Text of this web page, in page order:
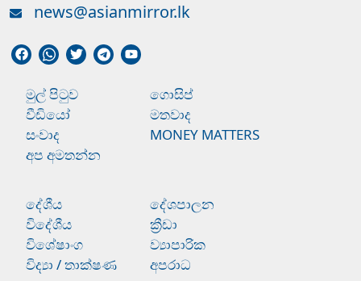
news@asianmirror.lk
මුල් පිටුව
ගොසිප්
වීඩියෝ
මතවාද
සංවාද
MONEY MATTERS
අප අමතන්න
දේශීය
දේශපාලන
විදේශීය
ක්‍රීඩා
විශේෂාංග
ව්‍යාපාරික
විද්‍යා / තාක්ෂණ
අපරාධ